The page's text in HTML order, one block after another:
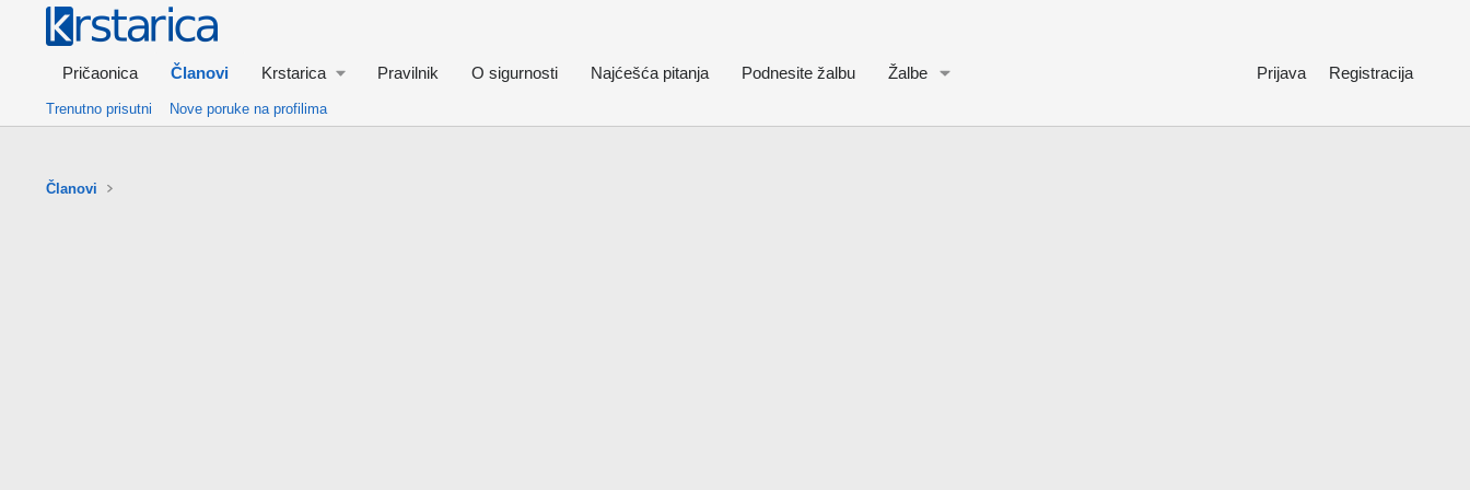
Pričaonica Članovi Krstarica Pravilnik O sigurnosti Najćešća pitanja Podnesite žalbu Žalbe Prijava Registracija
Trenutno prisutni Nove poruke na profilima
Članovi